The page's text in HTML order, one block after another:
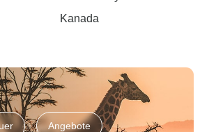
Kanada
Angebote